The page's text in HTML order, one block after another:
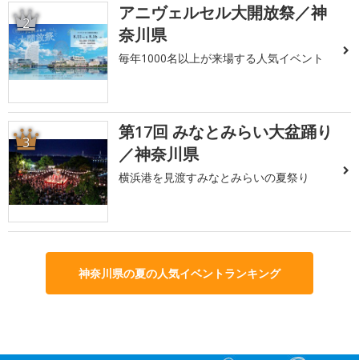
2
アニヴェルセル大開放祭／神
奈川県
毎年1000名以上が来場する人気イベント
3
第17回 みなとみらい大盆踊り
／神奈川県
横浜港を見渡すみなとみらいの夏祭り
神奈川県の夏の人気イベントランキング